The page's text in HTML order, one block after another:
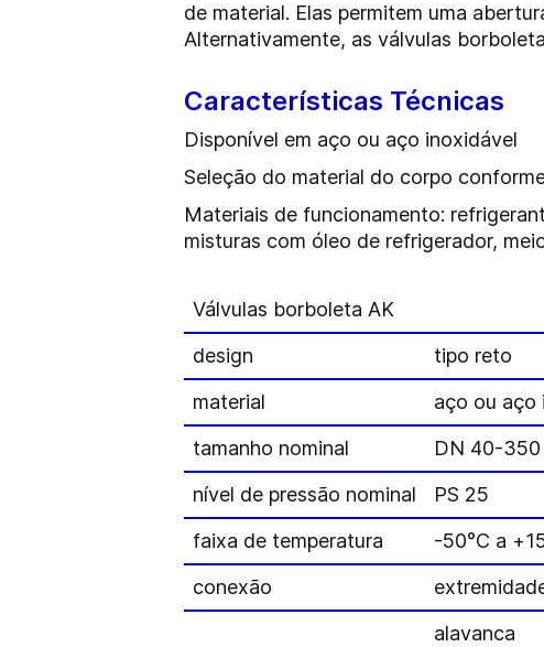
de material. Elas permitem uma
Alternativamente, as válvulas
Características Técnicas
Disponível em aço ou aço inoxidável
Seleção do material do corpo
Materiais de funcionamento:
misturas com óleo de refrigerador,
Válvulas borboleta AK
design
tipo reto
material
aço ou aço
tamanho nominal
DN 40-350
nível de pressão nominal
PS 25
faixa de temperatura
-50°C a
conexão
alavanca